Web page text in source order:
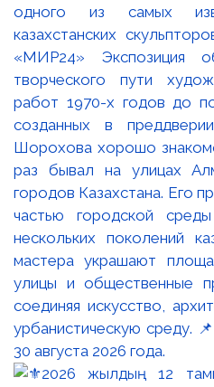
одного из самых
казахстанских
«МИР24» Экспозиция
творческого пути
работ 1970-х годов до
созданных в
Шорохова хорошо
раз бывал на улицах
городов Казахстана. Его
частью городской
нескольких поколений
мастера украшают
улицы и общественные
соединяя искусство,
урбанистическую среду.
30 августа 2026 года.